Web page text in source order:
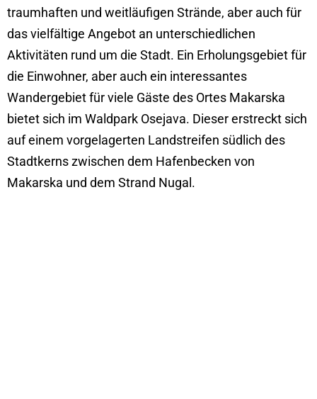
traumhaften und weitläufigen Strände, aber auch für
das vielfältige Angebot an unterschiedlichen
Aktivitäten rund um die Stadt. Ein Erholungsgebiet für
die Einwohner, aber auch ein interessantes
Wandergebiet für viele Gäste des Ortes Makarska
bietet sich im Waldpark Osejava. Dieser erstreckt sich
auf einem vorgelagerten Landstreifen südlich des
Stadtkerns zwischen dem Hafenbecken von
Makarska und dem Strand Nugal.